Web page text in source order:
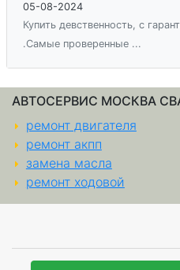
05-08-2024
Купить девственность, с
.Самые проверенные ...
АВТОСЕРВИС МОСКВА
ремонт двигателя
ремонт акпп
замена масла
ремонт ходовой